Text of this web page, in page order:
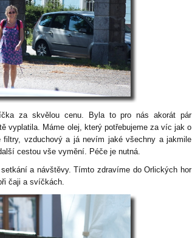
za skvělou cenu. Byla to pro nás akorát pár
vyplatila. Máme olej, který potřebujeme za víc jak o
filtry, vzduchový a já nevím jaké všechny a jakmile
cestou vše vymění. Péče je nutná.
a návštěvy. Tímto zdravíme do Orlických hor
čaji a svíčkách.